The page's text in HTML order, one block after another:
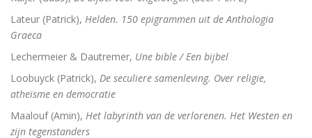
Lateur (Patrick), Helden. 150 epigrammen uit de Anthologia
Graeca
Lechermeier & Dautremer, Une bible / Een bijbel
Loobuyck (Patrick), De seculiere samenleving. Over religie,
atheïsme en democratie
Maalouf (Amin), Het labyrinth van de verlorenen. Het Westen en
zijn tegenstanders